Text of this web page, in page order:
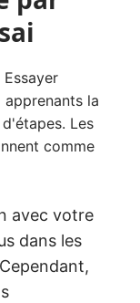
la
Les
comme
avec votre
dans les